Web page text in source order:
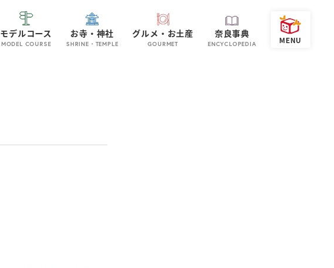
モデルコース
MODEL COURSE
お寺・神社
SHRINE・TEMPLE
グルメ・お土産
GOURMET
奈良事典
ENCYCLOPEDIA